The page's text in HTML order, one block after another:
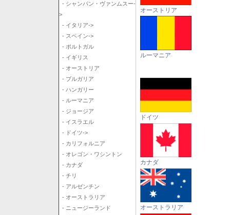
- シャンパン・ヴァンムスー-
>
- イタリア->
- スペイン->
- ポルトガル
- イギリス
- オーストリア
- ブルガリア
- ハンガリー
- ルーマニア
- ジョージア
- イスラエル
- ドイツ->
- カリフォルニア
- オレゴン・ワシントン
- カナダ
- チリ
- アルゼンチン
- オーストラリア
- ニュージーランド
オーストリア
ルーマニア
ドイツ
カナダ
オーストラリア